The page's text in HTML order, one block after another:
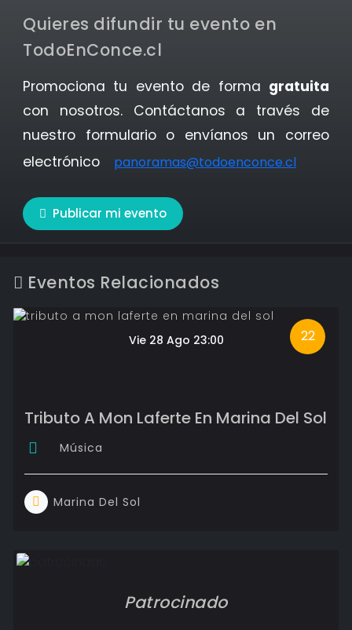
Quieres difundir tu evento en
TodoEnConce.cl
Promociona tu evento de forma gratuita
con nosotros. Contáctanos a través de
nuestro formulario o envíanos un correo
electrónico
panoramas@todoenconce.cl
Publicar mi evento
Eventos Relacionados
22
Vie 28 Ago 23:00
Tributo A Mon Laferte En Marina Del Sol
Música
Marina Del Sol
Patrocinado